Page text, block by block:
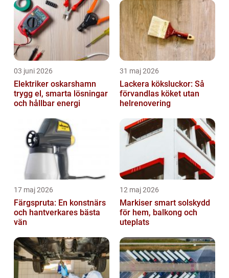
03 juni 2026
Elektriker oskarshamn
trygg el, smarta lösningar
och hållbar energi
31 maj 2026
Lackera köksluckor: Så
förvandlas köket utan
helrenovering
17 maj 2026
Färgspruta: En konstnärs
och hantverkares bästa
vän
12 maj 2026
Markiser smart solskydd
för hem, balkong och
uteplats